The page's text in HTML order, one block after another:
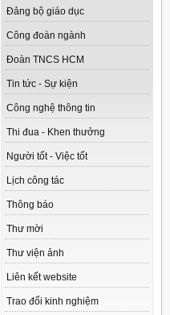
Đảng bộ giáo dục
Công đoàn ngành
Đoàn TNCS HCM
Tin tức - Sự kiện
Công nghệ thông tin
Thi đua - Khen thưởng
Người tốt - Việc tốt
Lịch công tác
Thông báo
Thư mời
Thư viện ảnh
Liên kết website
Trao đổi kinh nghiệm